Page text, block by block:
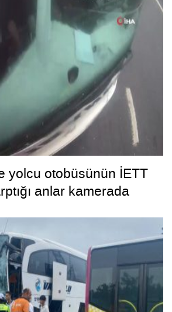
yolcu otobüsünün İETT
anlar kamerada